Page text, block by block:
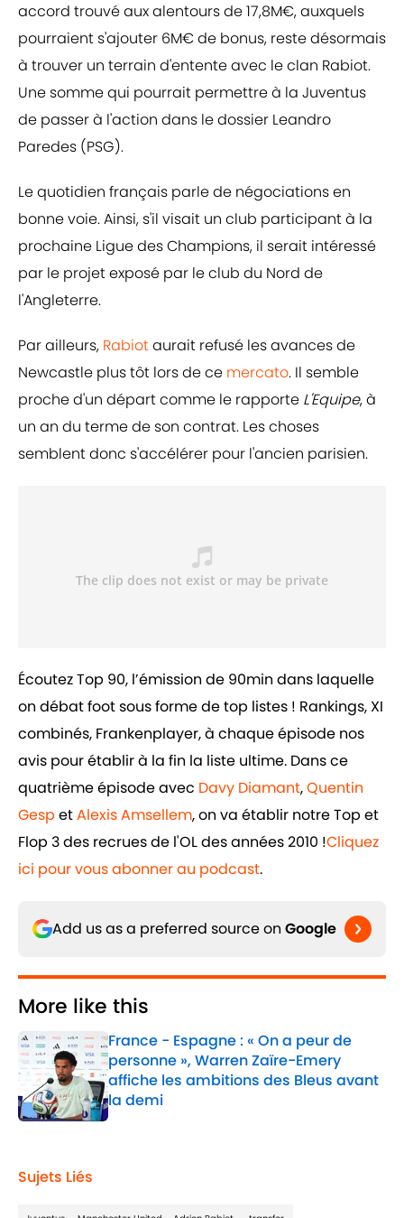
accord trouvé aux alentours de 17,8M€, auxquels
pourraient s'ajouter 6M€ de bonus, reste désormais
à trouver un terrain d'entente avec le clan Rabiot.
Une somme qui pourrait permettre à la Juventus
de passer à l'action dans le dossier Leandro
Paredes (PSG).
Le quotidien français parle de négociations en
bonne voie. Ainsi, s'il visait un club participant à la
prochaine Ligue des Champions, il serait intéressé
par le projet exposé par le club du Nord de
l'Angleterre.
Par ailleurs, Rabiotaurait refusé les avances de
Newcastle plus tôt lors de ce mercato. Il semble
proche d'un départ comme le rapporte L'Equipe, à
un an du terme de son contrat. Les choses
semblent donc s'accélérer pour l'ancien parisien.
Écoutez Top 90, l’émission de 90min dans laquelle
on débat foot sous forme de top listes ! Rankings, XI
combinés, Frankenplayer, à chaque épisode nos
avis pour établir à la fin la liste ultime. Dans ce
quatrième épisode avec Davy Diamant,Quentin
Gesp etAlexis Amsellem, on va établir notre Top et
Flop 3 des recrues de l'OL des années 2010 !Cliquez
ici pour vous abonner au podcast.
Add us as a preferred source on Google
More like this
France - Espagne : « On a peur de
personne », Warren Zaïre-Emery
affiche les ambitions des Bleus avant
la demi
Published by on Invalid Date
Sujets Liés